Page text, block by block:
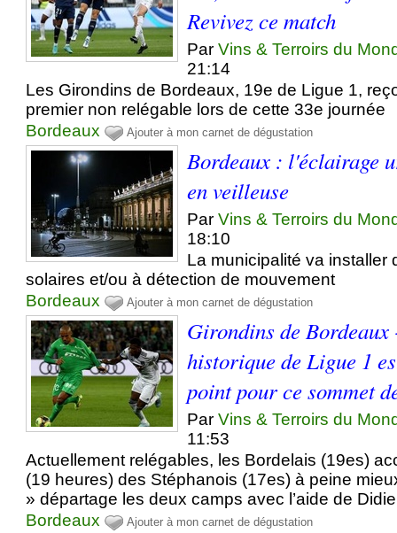
Revivez ce match
ParVins & Terroirs du
21:14
Les Girondins de Bordeaux, 19e de Ligue 1,
premier non relégable lors de cette 33e journée
Bordeaux
Ajouter à mon carnet de dégustation
Bordeaux : l'éclairage
en veilleuse
ParVins & Terroirs du
18:10
La municipalité va installer
solaires et/ou à détection de mouvement
Bordeaux
Ajouter à mon carnet de dégustation
Girondins de
historique de Ligue 1
point pour ce sommet
ParVins & Terroirs du
11:53
Actuellement relégables, les Bordelais (19es)
(19 heures) des Stéphanois (17es) à peine
» départage les deux camps avec l’aide de
Bordeaux
Ajouter à mon carnet de dégustation